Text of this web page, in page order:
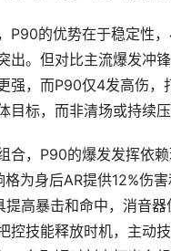
P90的优势在于稳定性
出。但对比主流爆发冲
强，而P90仅4发高伤
目标，而非清场或持续
合，P90的爆发发挥依
为身后AR提供12%伤
提高暴击和命中，消音
控技能释放时机，主动